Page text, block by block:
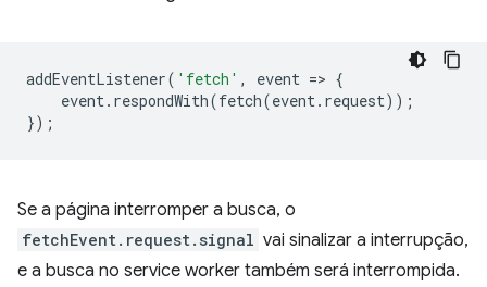
addEventListener( 'fetch' , event => {
event. respondWith(fetch(event. request));
});
Se a página interromper a busca, o
fetchEvent.request.signal vai sinalizar a interrupção,
e a busca no service worker também será interrompida.